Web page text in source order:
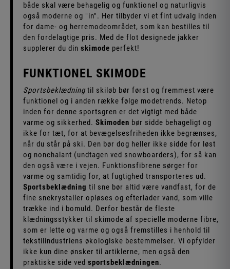
både skal være behagelig og funktionel og naturligvis
også moderne og "in". Her tilbyder vi et fint udvalg inden
for dame- og herremodeområdet, som kan bestilles til
den fordelagtige pris. Med de flot designede jakker
supplerer du din skimode perfekt!
FUNKTIONEL SKIMODE
Sportsbeklædningtil skiløb bør først og fremmest være
funktionel og i anden række følge modetrends. Netop
inden for denne sportsgren er det vigtigt med både
varme og sikkerhed. Skimoden bør sidde behageligt og
ikke for tæt, for at bevægelsesfriheden ikke begrænses,
når du står på ski. Den bør dog heller ikke sidde for løst
og nonchalant (undtagen ved snowboarders), for så kan
den også være i vejen. Funktionsfibrene sørger for
varme og samtidig for, at fugtighed transporteres ud.
Sportsbeklædning til sne bør altid være vandfast, for de
fine snekrystaller opløses og efterlader vand, som ville
trække ind i bomuld. Derfor består de fleste
klædningsstykker til skimode af specielle moderne fibre,
som er lette og varme og også fremstilles i henhold til
tekstilindustriens økologiske bestemmelser. Vi opfylder
ikke kun dine ønsker til artiklerne, men også den
praktiske side ved sportsbeklædningen.